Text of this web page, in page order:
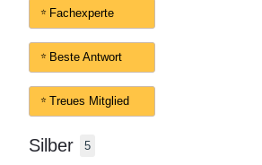
Fachexperte
Beste Antwort
Treues Mitglied
Silber 5